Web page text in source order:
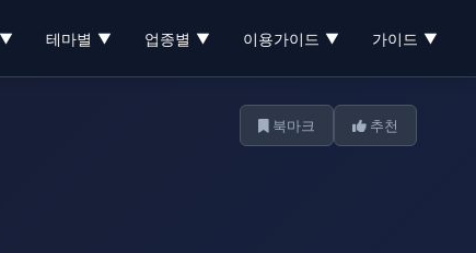
▼ 테마별 ▼ 업종별 ▼ 이용가이드 ▼ 가이드 ▼
북마크 추천